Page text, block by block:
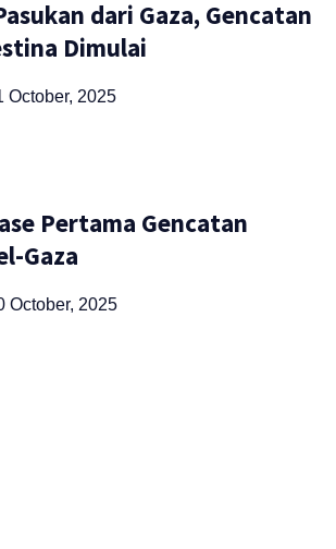
dari Gaza, Gencatan
Dimulai
October, 2025
Pertama Gencatan
Gaza
October, 2025